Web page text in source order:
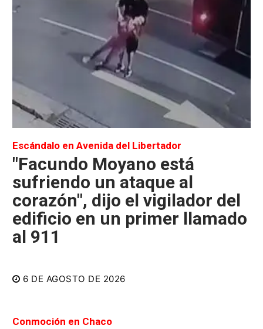
Escándalo en Avenida del Libertador
"Facundo Moyano está
sufriendo un ataque al
corazón", dijo el vigilador del
edificio en un primer llamado
al 911
6 DE AGOSTO DE 2026
Conmoción en Chaco